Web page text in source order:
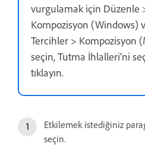
vurgulamak için Düzenle
Kompozisyon (Windows)
Tercihler > Kompozisyon
seçin, Tutma İhlalleri'ni
tıklayın.
Etkilemek istediğiniz
seçin.